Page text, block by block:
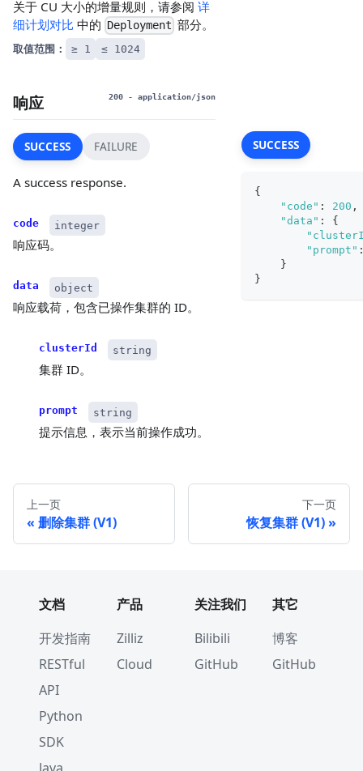
关于 CU 大小的增量规则，请参阅 详
细计划对比 中的 Deployment 部分。
取值范围： ≥ 1 ≤ 1024
响应 200 - application/json
SUCCESS
A success response.
code integer
响应码。
data object
响应载荷，包含已操作集群的 ID。
clusterId string
集群 ID。
prompt string
提示信息，表示当前操作成功。
FAILURE SUCCESS
{
"code" : 200 ,
"data" :
{
"prompt"
}
}
上一页
删除集群 (V1)
下一页
恢复集群 (V1)
文档
开发指南
RESTful
API
Python
SDK
产品
Zilliz
Cloud
关注我们
Bilibili
GitHub
其它
博客
GitHub